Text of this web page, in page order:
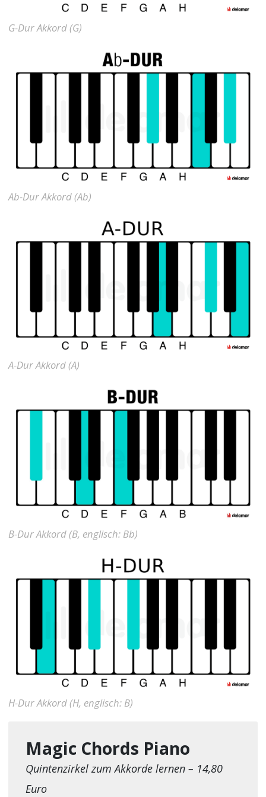
G-Dur Akkord (G)
Ab-Dur Akkord (Ab)
A-Dur Akkord (A)
B-Dur Akkord (B, englisch: Bb)
H-Dur Akkord (H, englisch: B)
Magic Chords Piano
Quintenzirkel zum Akkorde lernen – 14,80
Euro